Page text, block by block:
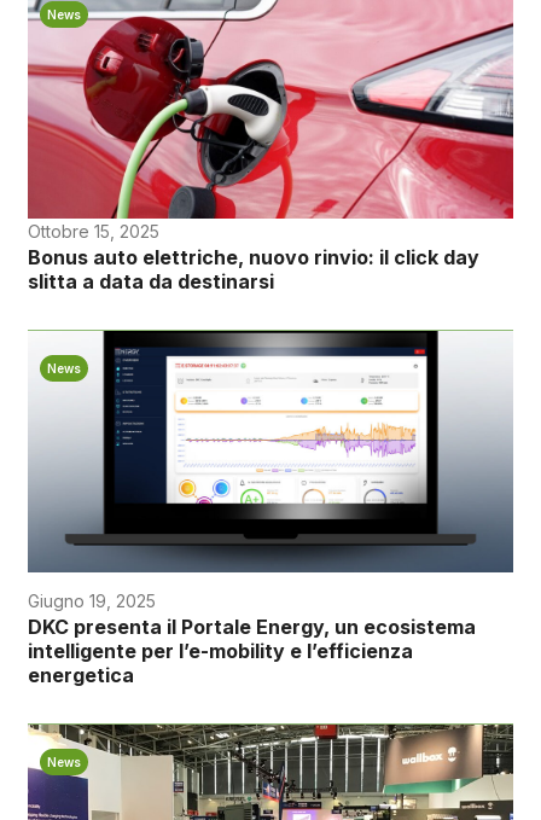
News
Ottobre 15, 2025
Bonus auto elettriche, nuovo rinvio: il click day
slitta a data da destinarsi
News
Giugno 19, 2025
DKC presenta il Portale Energy, un ecosistema
intelligente per l’e-mobility e l’efficienza
energetica
News